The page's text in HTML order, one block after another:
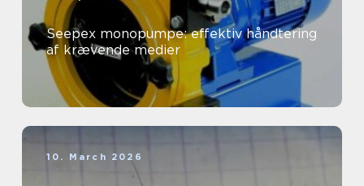
Seepex monopumpe: effektiv håndtering
af krævende medier
10. March 2026